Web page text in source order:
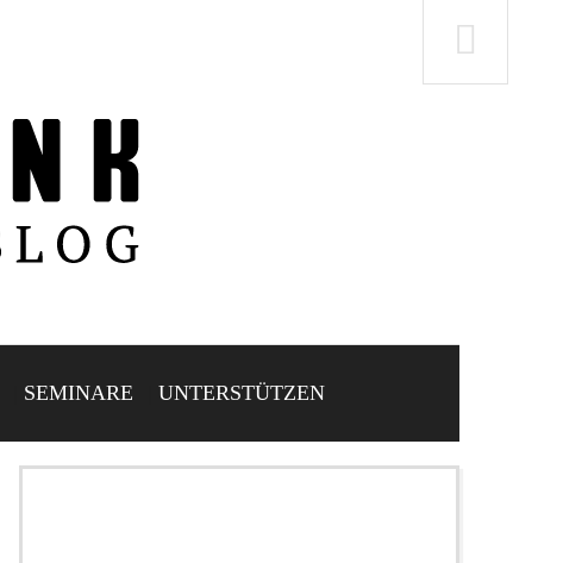
SEMINARE UNTERSTÜTZEN